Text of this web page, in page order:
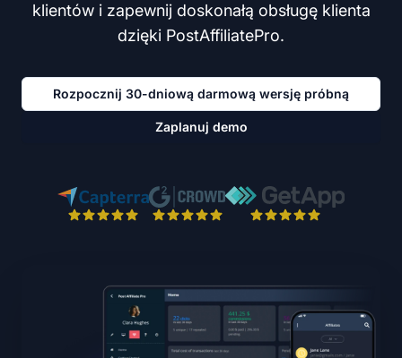
klientów i zapewnij doskonałą obsługę klienta
dzięki PostAffiliatePro.
Rozpocznij 30-dniową darmową wersję próbną
Zaplanuj demo